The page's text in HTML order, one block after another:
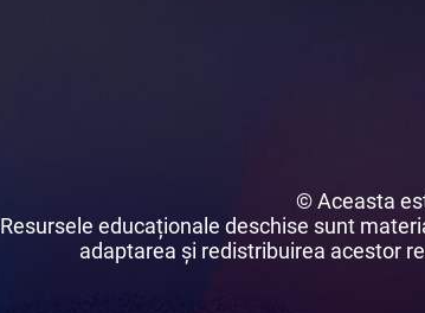
© Aceasta
Resursele educaționale deschise sunt
adaptarea și redistribuirea acestor